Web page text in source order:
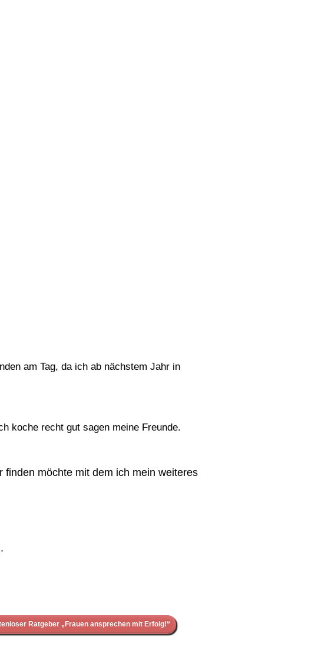
am Tag, da ich ab nächstem Jahr in
koche recht gut sagen meine Freunde.
möchte mit dem ich mein weiteres
Ratgeber „Frauen ansprechen mit Erfolg!“